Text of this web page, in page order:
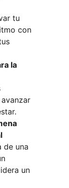
tu
con
la
de una
un